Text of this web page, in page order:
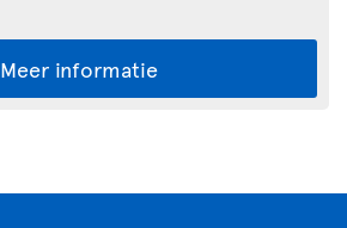
Meer informatie